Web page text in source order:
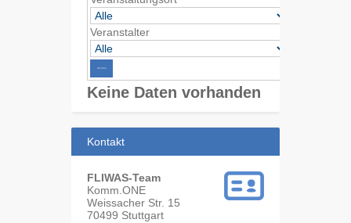
Veranstalter
Keine Daten vorhanden
Kontakt
FLIWAS-Team
Komm.ONE
Weissacher Str. 15
70499 Stuttgart